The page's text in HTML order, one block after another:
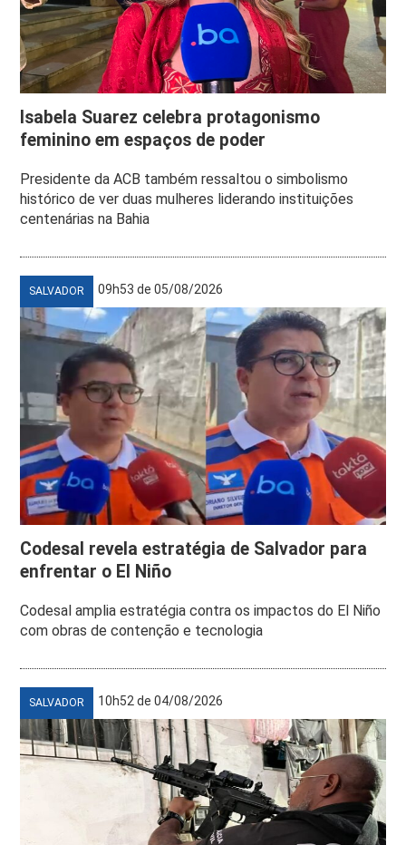
Isabela Suarez celebra protagonismo
feminino em espaços de poder
Presidente da ACB também ressaltou o simbolismo
histórico de ver duas mulheres liderando instituições
centenárias na Bahia
SALVADOR 09h53 de 05/08/2026
Codesal revela estratégia de Salvador para
enfrentar o El Niño
Codesal amplia estratégia contra os impactos do El Niño
com obras de contenção e tecnologia
SALVADOR 10h52 de 04/08/2026